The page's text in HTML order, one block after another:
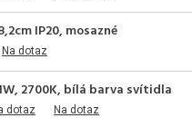
IP20, mosazné
Na dotaz
2700K, bílá barva svítidla
dotaz Na dotaz